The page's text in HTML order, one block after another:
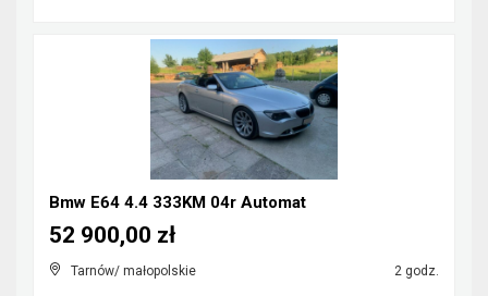
Bmw E64 4.4 333KM 04r Automat
Tarnów/ małopolskie 2 godz.
52 900,00 zł